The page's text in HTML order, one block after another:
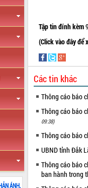
Tập tin đính kèm
(Click vào đây để
Các tin khác
Thông cáo báo
Thông cáo báo
09:38)
Thông cáo báo
UBND tỉnh Đắk
Thông cáo báo
ban hành trong